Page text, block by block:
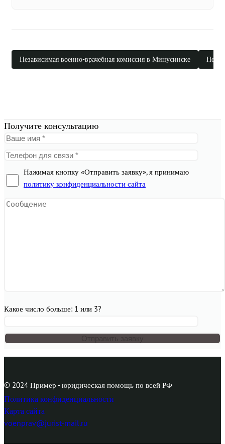
Независимая военно-врачебная комиссия в Минусинске
Получите консультацию
Нажимая кнопку «Отправить заявку», я принимаю
политику конфиденциальности сайта
Какое число больше: 1 или 3?
© 2024 Пример - юридическая помощь по всей РФ
Политика конфиденциальности
Карта сайта
voenprav@jurist-mail.ru